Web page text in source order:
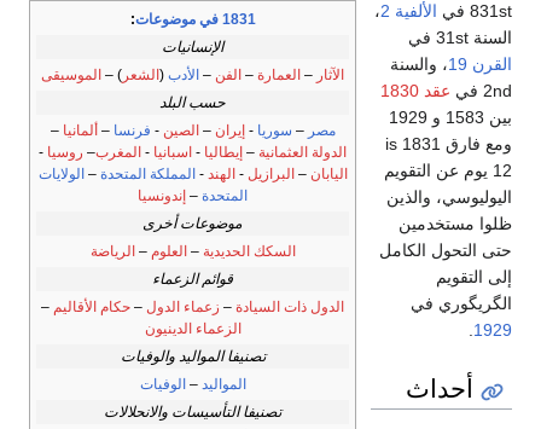
1831 في موضوعات
:
الإنسانيات
الآثار – العمارة – الفن – الأدب (الشعر ) – الموسيقى
حسب البلد
مصر – سوريا -إيران –الصين - فرنسا –ألمانيا –
الدولة العثمانية – إيطاليا - اسبانيا - المغرب– روسيا -
اليابان –البرازيل -الهند -المملكة المتحدة –الولايات
المتحدة – إندونسيا
موضوعات أخرى
السكك الحديدية –العلوم –الرياضة
قوائم الزعماء
الدول ذات السيادة – زعماء الدول – حكام الأقاليم –
الزعماء الدينيون
تصنيفا المواليد والوفيات
المواليد –الوفيات
تصنيفا التأسيسات والانحلالات
831st في
الألفية 2
،
السنة 31st في
القرن 19
، والسنة
2nd في
عقد 1830
بين 1583 و 1929
ومع فارق 1831 is
12 يوم عن التقويم
اليوليوسي، والذين
ظلوا مستخدمين
حتى التحول الكامل
إلى التقويم
الگريگوري في
1929
أحداث